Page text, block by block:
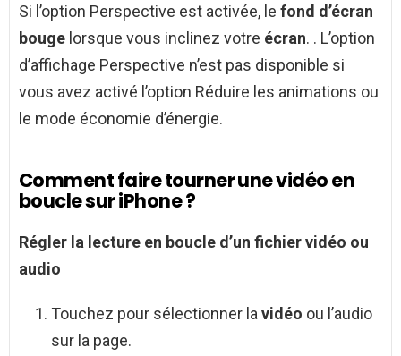
Si l’option Perspective est activée, le fond d’écran
bouge lorsque vous inclinez votre écran. . L’option
d’affichage Perspective n’est pas disponible si
vous avez activé l’option Réduire les animations ou
le mode économie d’énergie.
Comment faire tourner une vidéo en
boucle sur iPhone ?
Régler la lecture en boucle d’un fichiervidéo ou
audio
Touchez pour sélectionner la vidéo ou l’audio
sur la page.